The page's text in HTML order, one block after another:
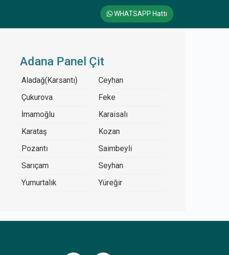
WHATSAPP Hattı
Adana Panel Çit
Aladağ(Karsantı)
Ceyhan
Çukurova
Feke
İmamoğlu
Karaisalı
Karataş
Kozan
Pozantı
Saimbeyli
Sarıçam
Seyhan
Yumurtalık
Yüreğir